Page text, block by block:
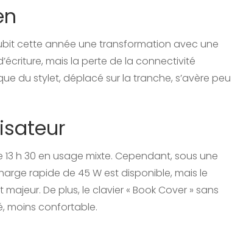
cette année une transformation avec une
mais la perte de la connectivité
du stylet, déplacé sur la tranche, s’avère peu
h 30 en usage mixte. Cependant, sous une
rapide de 45 W est disponible, mais le
De plus, le clavier « Book Cover » sans
moins confortable.